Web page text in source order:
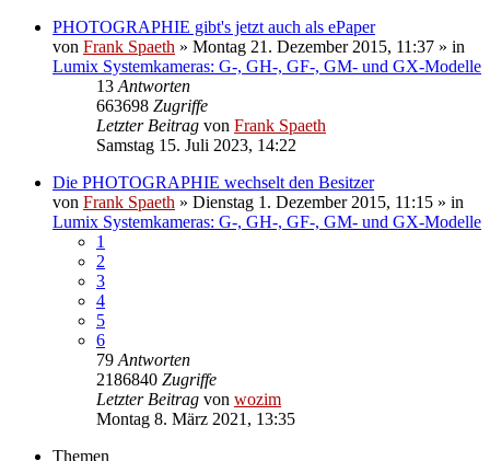
PHOTOGRAPHIE gibt's jetzt auch als ePaper
von Frank Spaeth » Montag 21. Dezember 2015, 11:37 » in
Lumix Systemkameras: G-, GH-, GF-, GM- und GX-Modelle
13 Antworten
663698 Zugriffe
Letzter Beitrag von Frank Spaeth
Samstag 15. Juli 2023, 14:22
Die PHOTOGRAPHIE wechselt den Besitzer
von Frank Spaeth » Dienstag 1. Dezember 2015, 11:15 » in
Lumix Systemkameras: G-, GH-, GF-, GM- und GX-Modelle
1
2
3
4
5
6
79 Antworten
2186840 Zugriffe
Letzter Beitrag von wozim
Montag 8. März 2021, 13:35
Themen